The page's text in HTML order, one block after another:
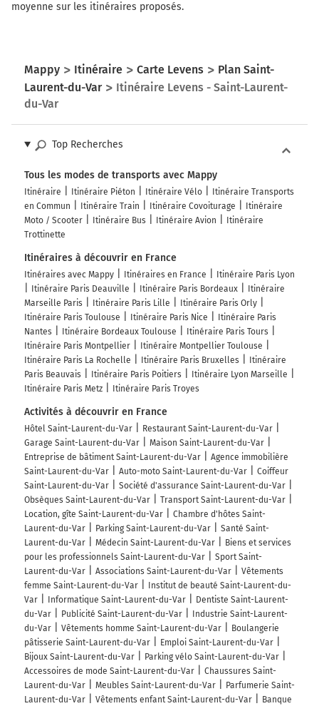
moyenne sur les itinéraires proposés.
Mappy Itinéraire Carte Levens
Plan Saint-
Laurent-du-Var
Itinéraire Levens - Saint-Laurent-
du-Var
Top Recherches
Tous les modes de transports avec Mappy
Itinéraire Itinéraire Piéton Itinéraire Vélo
Itinéraire Transports
en Commun
Itinéraire Train Itinéraire Covoiturage
Itinéraire
Moto / Scooter
Itinéraire Bus Itinéraire Avion
Itinéraire
Trottinette
Itinéraires à découvrir en France
Itinéraires avec Mappy Itinéraires en France
Itinéraire Paris Lyon
Itinéraire Paris Deauville
Itinéraire Paris Bordeaux
Itinéraire
Marseille Paris
Itinéraire Paris Lille
Itinéraire Paris Orly
Itinéraire Paris Toulouse
Itinéraire Paris Nice
Itinéraire Paris
Nantes
Itinéraire Bordeaux Toulouse
Itinéraire Paris Tours
Itinéraire Paris Montpellier
Itinéraire Montpellier Toulouse
Itinéraire Paris La Rochelle
Itinéraire Paris Bruxelles
Itinéraire
Paris Beauvais
Itinéraire Paris Poitiers
Itinéraire Lyon Marseille
Itinéraire Paris Metz
Itinéraire Paris Troyes
Activités à découvrir en France
Hôtel Saint-Laurent-du-Var
Restaurant Saint-Laurent-du-Var
Garage Saint-Laurent-du-Var
Maison Saint-Laurent-du-Var
Entreprise de bâtiment Saint-Laurent-du-Var
Agence immobilière
Saint-Laurent-du-Var
Auto-moto Saint-Laurent-du-Var
Coiffeur
Saint-Laurent-du-Var
Société d'assurance Saint-Laurent-du-Var
Obsèques Saint-Laurent-du-Var
Transport Saint-Laurent-du-Var
Location, gîte Saint-Laurent-du-Var
Chambre d'hôtes Saint-
Laurent-du-Var
Parking Saint-Laurent-du-Var
Santé Saint-
Laurent-du-Var
Médecin Saint-Laurent-du-Var
Biens et services
pour les professionnels Saint-Laurent-du-Var
Sport Saint-
Laurent-du-Var
Associations Saint-Laurent-du-Var
Vêtements
femme Saint-Laurent-du-Var
Institut de beauté Saint-Laurent-du-
Var
Informatique Saint-Laurent-du-Var
Dentiste Saint-Laurent-
du-Var
Publicité Saint-Laurent-du-Var
Industrie Saint-Laurent-
du-Var
Vêtements homme Saint-Laurent-du-Var
Boulangerie
pâtisserie Saint-Laurent-du-Var
Emploi Saint-Laurent-du-Var
Bijoux Saint-Laurent-du-Var
Parking vélo Saint-Laurent-du-Var
Accessoires de mode Saint-Laurent-du-Var
Chaussures Saint-
Laurent-du-Var
Meubles Saint-Laurent-du-Var
Parfumerie Saint-
Laurent-du-Var
Vêtements enfant Saint-Laurent-du-Var
Banque